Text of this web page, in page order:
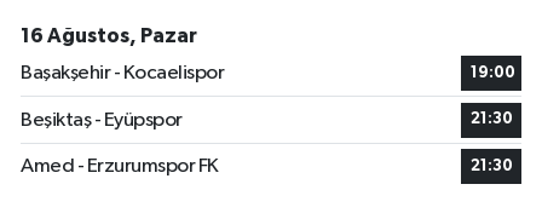
16 Ağustos, Pazar
Başakşehir - Kocaelispor
19:00
Beşiktaş - Eyüpspor 21:30
Amed - Erzurumspor FK 21:30